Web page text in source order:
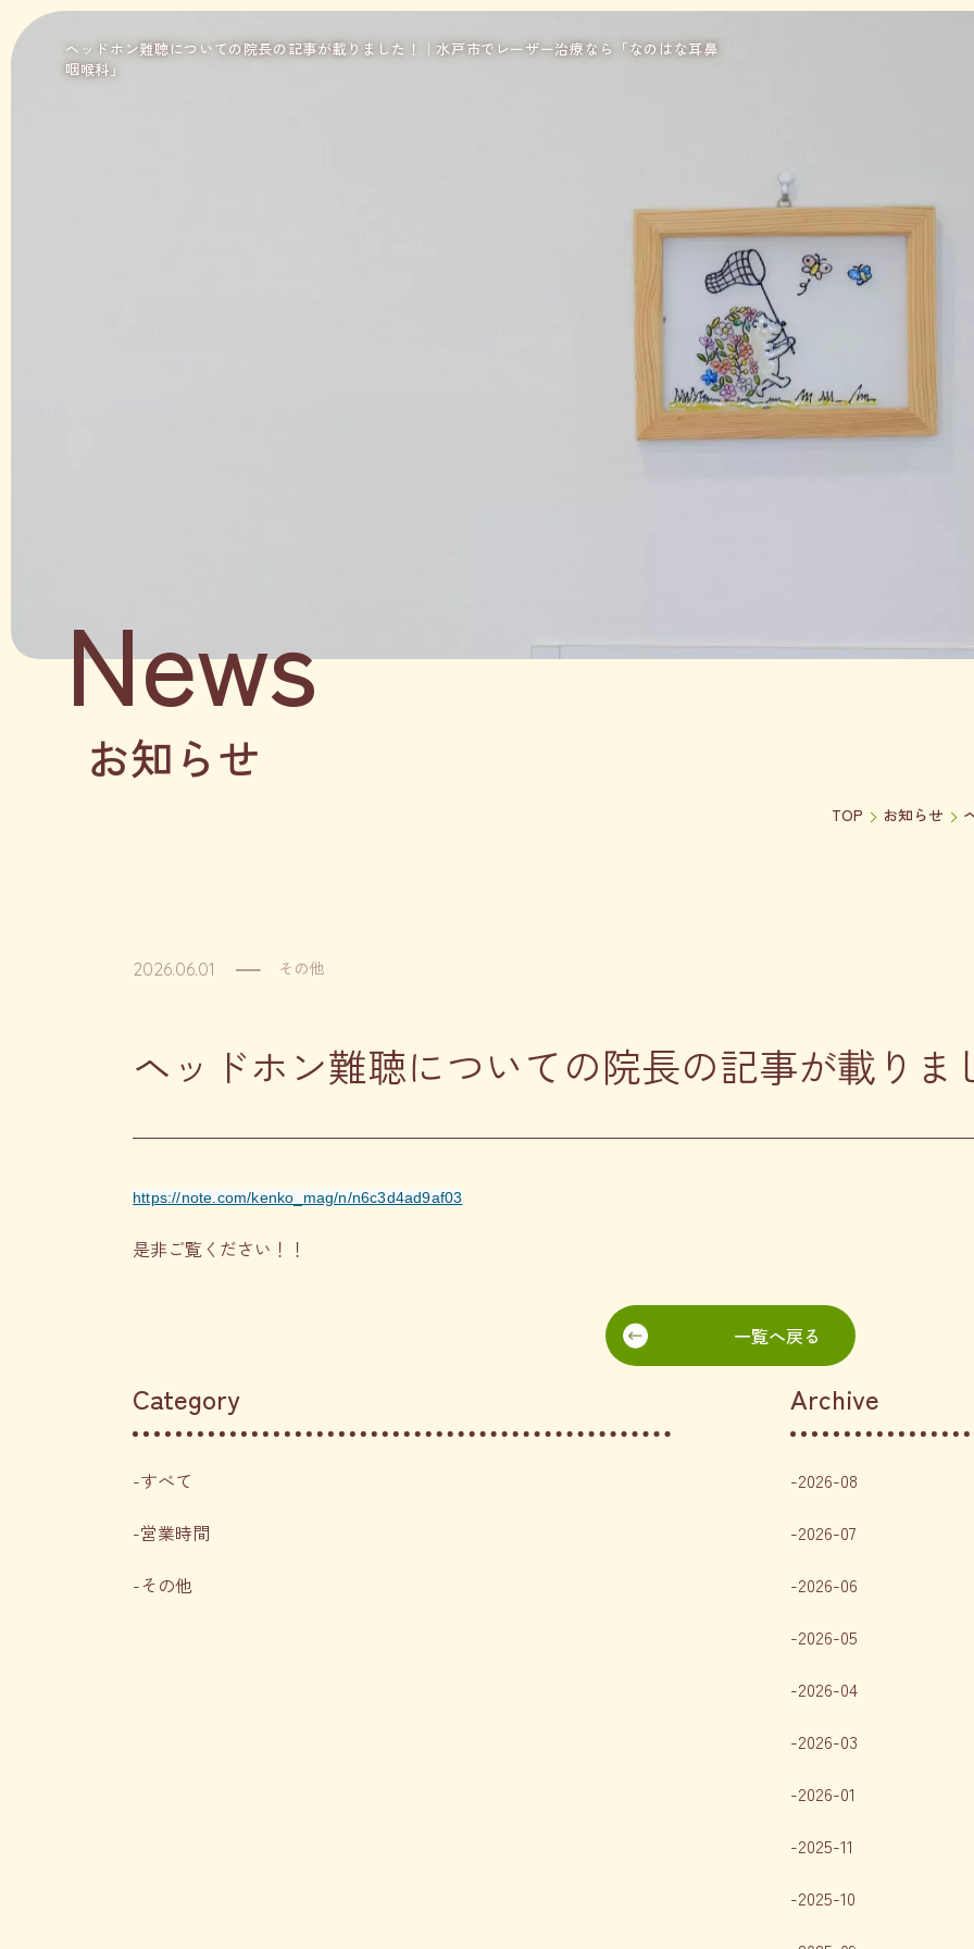
ヘッドホン難聴についての院長の記事が載りました！｜水戸市でレーザー治療なら「なのはな耳鼻
咽喉科」
News
お知らせ
TOP お知らせ
2026.06.01 その他
ヘッドホン難聴についての院長の記事が載りま
https://note.com/kenko_mag/n/n6c3d4ad9af03
是非ご覧ください！！
一覧へ戻る
Category
すべて
営業時間
その他
Archive
2026-08
2026-07
2026-06
2026-05
2026-04
2026-03
2026-01
2025-11
2025-10